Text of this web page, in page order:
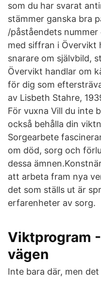
som du har svarat
stämmer ganska bra
/påståendets
med siffran i Övervikt
snarare om självbild,
Övervikt handlar om
för dig som
av Lisbeth Stahre,
För vuxna Vill du inte
också behålla din
Sorgearbete
om död, sorg och
dessa
att arbeta fram nya
det som ställs ut är
erfarenheter av sorg.
Viktprogram
vägen
Inte bara där, men